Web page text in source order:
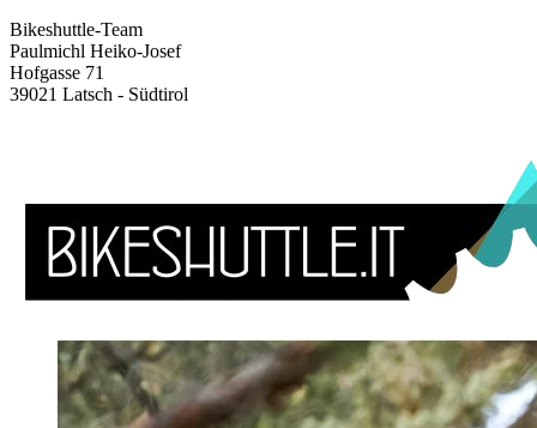
Bikeshuttle-Team
Paulmichl Heiko-Josef
Hofgasse 71
39021 Latsch - Südtirol